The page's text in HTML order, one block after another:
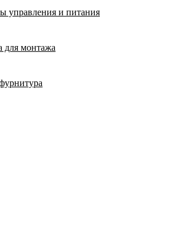
управления и питания
для монтажа